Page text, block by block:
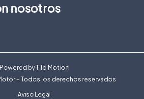
nosotros
Powered byTilo Motion
– Todos los derechos reservados
Aviso Legal